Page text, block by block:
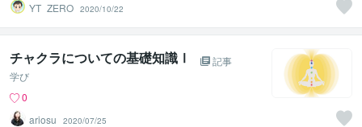
YT_ZERO 2020/10/22
チャクラについての基礎知識Ⅰ
記事
学び
0
ariosu
2020/07/25